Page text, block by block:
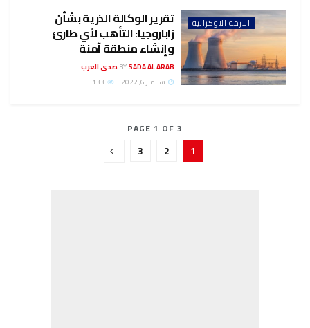
الازمة الاوكرانية تقرير الوكالة الذرية بشأن
زاباروجيا: التأهب لأي طارئ
وإنشاء منطقة آمنة
BYSADA AL ARAB صدى العرب
سبتمبر 6, 2022
PAGE 1 OF 3
1
2
3